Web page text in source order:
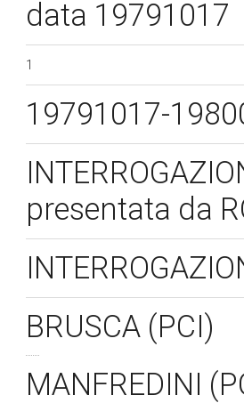
data 19791017
1
19791017-
presentata da
BRUSCA (PCI)
MANFREDINI